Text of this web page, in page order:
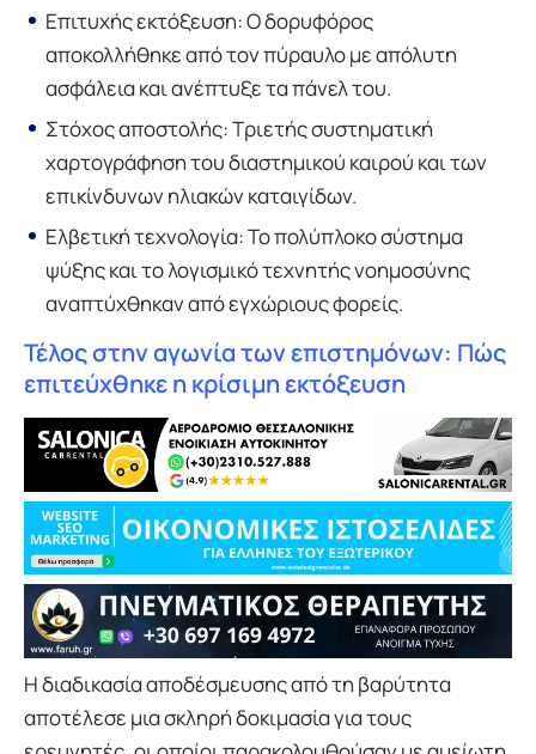
Επιτυχής εκτόξευση: Ο δορυφόρος
αποκολλήθηκε από τον πύραυλο με απόλυτη
ασφάλεια και ανέπτυξε τα πάνελ του.
Στόχος αποστολής: Τριετής συστηματική
χαρτογράφηση του διαστημικού καιρού και των
επικίνδυνων ηλιακών καταιγίδων.
Ελβετική τεχνολογία: Το πολύπλοκο σύστημα
ψύξης και το λογισμικό τεχνητής νοημοσύνης
αναπτύχθηκαν από εγχώριους φορείς.
Τέλος στην αγωνία των επιστημόνων: Πώς
επιτεύχθηκε η κρίσιμη εκτόξευση
Η διαδικασία αποδέσμευσης από τη βαρύτητα
αποτέλεσε μια σκληρή δοκιμασία για τους